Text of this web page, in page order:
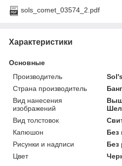
sols_comet_03574_2.pdf
Характеристики
Основные
Производитель
Sol's
Страна производитель
Вид нанесения
изображений
Вид толстовок
Капюшон
Без
Рисунки и надписи
Без
Цвет